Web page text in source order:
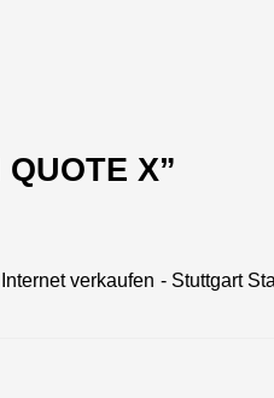
X”
verkaufen - Stuttgart